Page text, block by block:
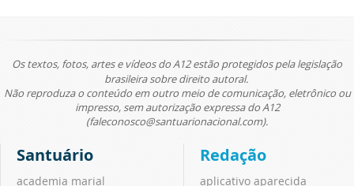
Os textos, fotos, artes e vídeos do A12 estão protegidos pela legislação
brasileira sobre direito autoral.
Não reproduza o conteúdo em outro meio de comunicação, eletrônico ou
impresso, sem autorização expressa do A12
(faleconosco@santuarionacional.com).
Santuário
academia marial
Redação
aplicativo aparecida